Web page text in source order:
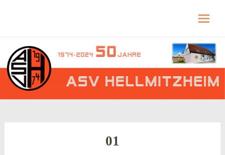
Hellmitzheim.de – fränkisches Dorf am Rande
to
content
01